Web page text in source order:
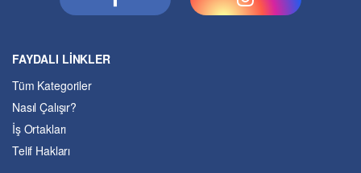
FAYDALI LİNKLER
Tüm Kategoriler
Nasıl Çalışır?
İş Ortakları
Telif Hakları